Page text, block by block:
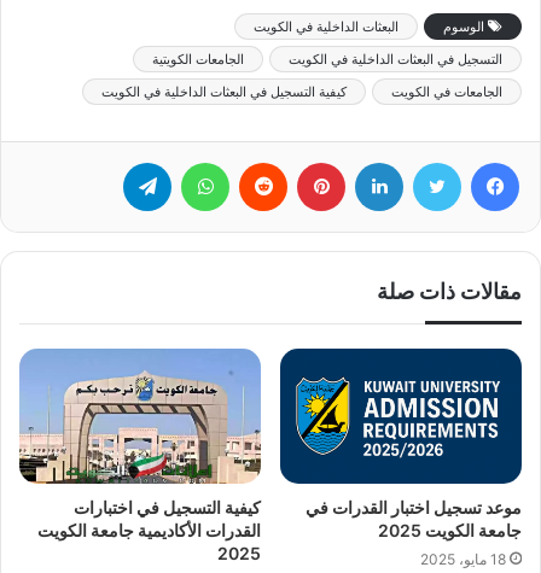
الوسوم
البعثات الداخلية في الكويت
التسجيل في البعثات الداخلية في الكويت
الجامعات الكويتية
الجامعات في الكويت
كيفية التسجيل في البعثات الداخلية في الكويت
مقالات ذات صلة
موعد تسجيل اختبار القدرات في
جامعة الكويت 2025
18 مايو، 2025
كيفية التسجيل في اختبارات
القدرات الأكاديمية جامعة الكويت
2025